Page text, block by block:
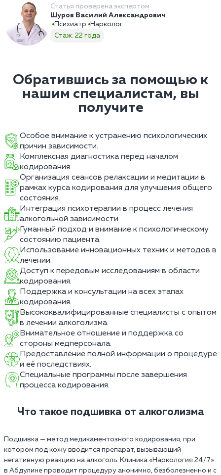
Статья проверена экспертом
Шуров Василий Александрович
Психиатр
Нарколог
Стаж: 22 года
Обратившись за помощью к
нашим специалистам, вы
получите
Особое внимание к устранению психологических
причин зависимости.
Комплексная диагностика перед началом
кодирования.
Организация сеансов релаксации и медитации в
рамках курса кодирования для улучшения общего
состояния.
Интеграция психотерапии в процесс лечения
алкогольной зависимости.
Гуманный подход и внимание к психологическому
состоянию пациента.
Использование инновационных техник и методов в
лечении.
Доступ к передовым исследованиям в области
кодирования.
Поддержка и консультации на всех этапах
кодирования.
Высококвалифицированные специалисты с опытом
в лечении алкоголизма.
Внимательное отношение и поддержка со
стороны медперсонала.
Предоставление полной информации о процедуре
и её последствиях.
Специальные программы после завершения
процесса кодирования.
Что такое подшивка от алкоголизма
Подшивка — метод медикаментозного кодирования, при
котором под кожу вводится препарат, вызывающий
негативную реакцию на алкоголь. Клиника «Наркология 24/7»
в Абдулине проводит процедуру анонимно, безболезненно и с